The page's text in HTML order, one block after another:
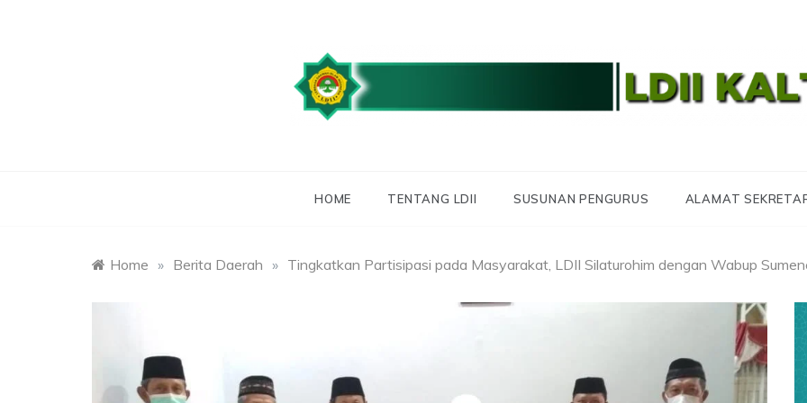
HOME TENTANG LDII SUSUNAN PENGURUS ALAMAT
Home » Berita Daerah » Tingkatkan Partisipasi pada Masyarakat, LDII Silaturohim dengan Wabup